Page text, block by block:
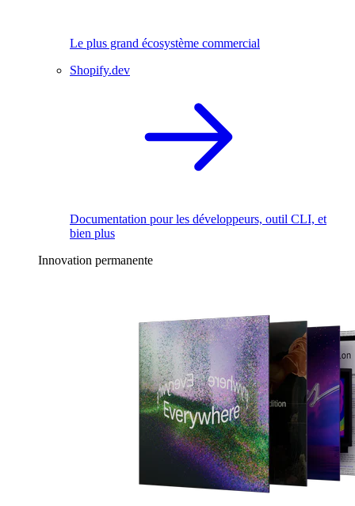
Le plus grand écosystème commercial
Shopify.dev
Documentation pour les développeurs, outil CLI, et
bien plus
Innovation permanente